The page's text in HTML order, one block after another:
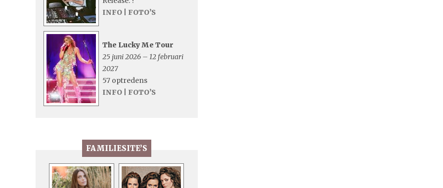
INFO
FOTO’S
The Lucky Me Tour
25 juni 2026 – 12 februari
2027
57 optredens
INFO
FOTO’S
FAMILIESITE’S